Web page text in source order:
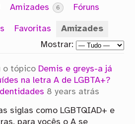
Amizades 6 Fóruns
Favoritas
Amizades
Mostrar:
o tópico Demis e greys-a já
na letra A de LGBTA+?
8 years atrás
siglas como LGBTQIAD+ e